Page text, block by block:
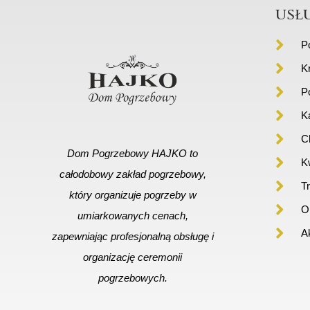
Dom Pogrzebowy HAJKO to
całodobowy zakład pogrzebowy,
który organizuje pogrzeby w
umiarkowanych cenach,
zapewniając profesjonalną obsługę i
organizację ceremonii
pogrzebowych.